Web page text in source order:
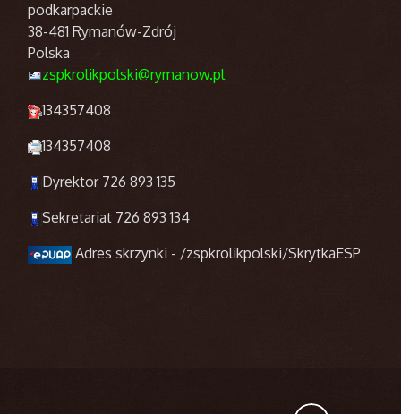
podkarpackie
38-481 Rymanów-Zdrój
Polska
zspkrolikpolski@rymanow.pl
134357408
134357408
Dyrektor 726 893 135
Sekretariat 726 893 134
Adres skrzynki - /zspkrolikpolski/SkrytkaESP